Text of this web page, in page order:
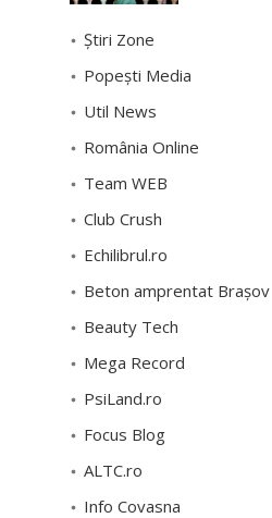
Știri Zone
Popești Media
Util News
România Online
Team WEB
Club Crush
Echilibrul.ro
Beton amprentat Brașov
Beauty Tech
Mega Record
PsiLand.ro
Focus Blog
ALTC.ro
Info Covasna